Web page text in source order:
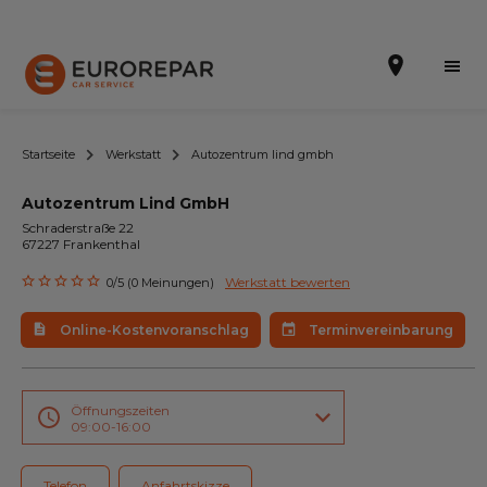
Terminvereinbarung
Online-Kostenvoranschlag
Die Marke
Leistungen
Angebote
Startseite Werkstatt Autozentrum lind gmbh
Autozentrum Lind GmbH
Schraderstraße 22
67227 Frankenthal
0/5 (0 Meinungen) Werkstatt bewerten
Online-Kostenvoranschlag Terminvereinbarung
Öffnungszeiten
09:00-16:00